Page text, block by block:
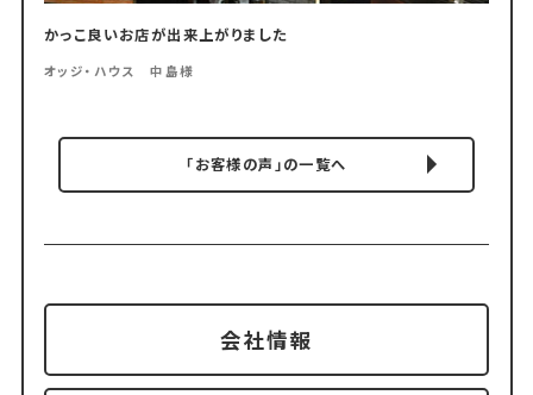
かっこ良いお店が出来上がりました
オッジ・ハウス 中島様
「お客様の声」の一覧へ
会社情報